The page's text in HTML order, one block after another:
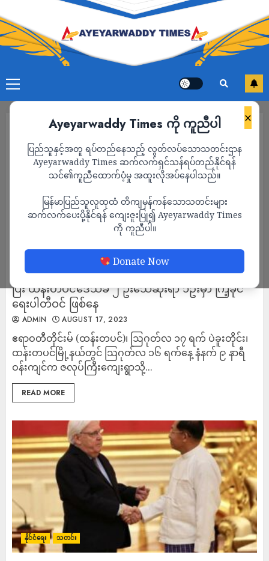
×
Ayeyarwaddy Times ကို ကူညီပါ
ပြည်သူနှင့်အတူ ရပ်တည်နေသည့် လွတ်လပ်သောသတင်းဌာန
Ayeyarwaddy Times ဆက်လက်ရှင်သန်ရပ်တည်နိုင်ရန်
သင်၏ကူညီထောက်ပံ့မှု အထူးလိုအပ်နေပါသည်။
မြန်မာပြည်သူလူထုထံ တိကျမှန်ကန်သောသတင်းများ
ဆက်လက်ပေးပို့နိုင်ရန် ကျေးဇူးပြု၍ Ayeyarwaddy Times
ကို ကူညီပါ။
Donate Now
စစ်ကောင်စီကပစ်ခတ်လိုက်သည့် လက်နက်ကြီးထိမှန်
ပြီး ထန်းတပင်ဒေသခံ ၂ ဦးသေဆုံးရာ ၁ဦးမှာ ကြံ့ခိုင်
ရေးပါတီဝင် ဖြစ်နေ
ADMIN AUGUST 17, 2023
ဧရာဝတီတိုင်းမ် (ထန်းတပင်)၊ ဩဂုတ်လ ၁၇ ရက် ပဲခူးတိုင်း၊
ထန်းတပင်မြို့နယ်တွင် ဩဂုတ်လ ၁၆ ရက်နေ့ နံနက် ၉ နာရီ
ဝန်းကျင်က ဇလုပ်ကြီးကျေးရွာသို့...
READ MORE
နိုင်ငံရေး သတင်း